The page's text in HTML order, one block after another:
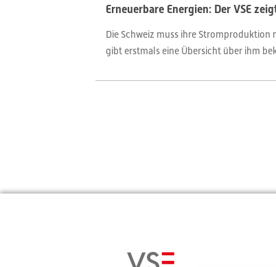
Erneuerbare Energien: Der VSE
Die Schweiz muss ihre Stromproduktion
gibt erstmals eine Übersicht über ihm